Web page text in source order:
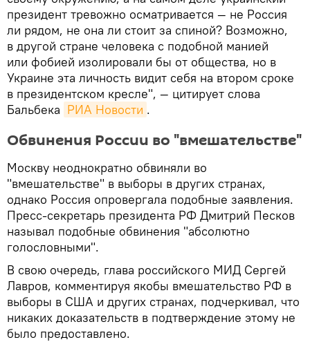
президент тревожно осматривается — не Россия
ли рядом, не она ли стоит за спиной? Возможно,
в другой стране человека с подобной манией
или фобией изолировали бы от общества, но в
Украине эта личность видит себя на втором сроке
в президентском кресле", — цитирует слова
Бальбека РИА Новости .
Обвинения России во "вмешательстве"
Москву неоднократно обвиняли во
"вмешательстве" в выборы в других странах,
однако Россия опровергала подобные заявления.
Пресс-секретарь президента РФ Дмитрий Песков
называл подобные обвинения "абсолютно
голословными".
В свою очередь, глава российского МИД Сергей
Лавров, комментируя якобы вмешательство РФ в
выборы в США и других странах, подчеркивал, что
никаких доказательств в подтверждение этому не
было предоставлено.